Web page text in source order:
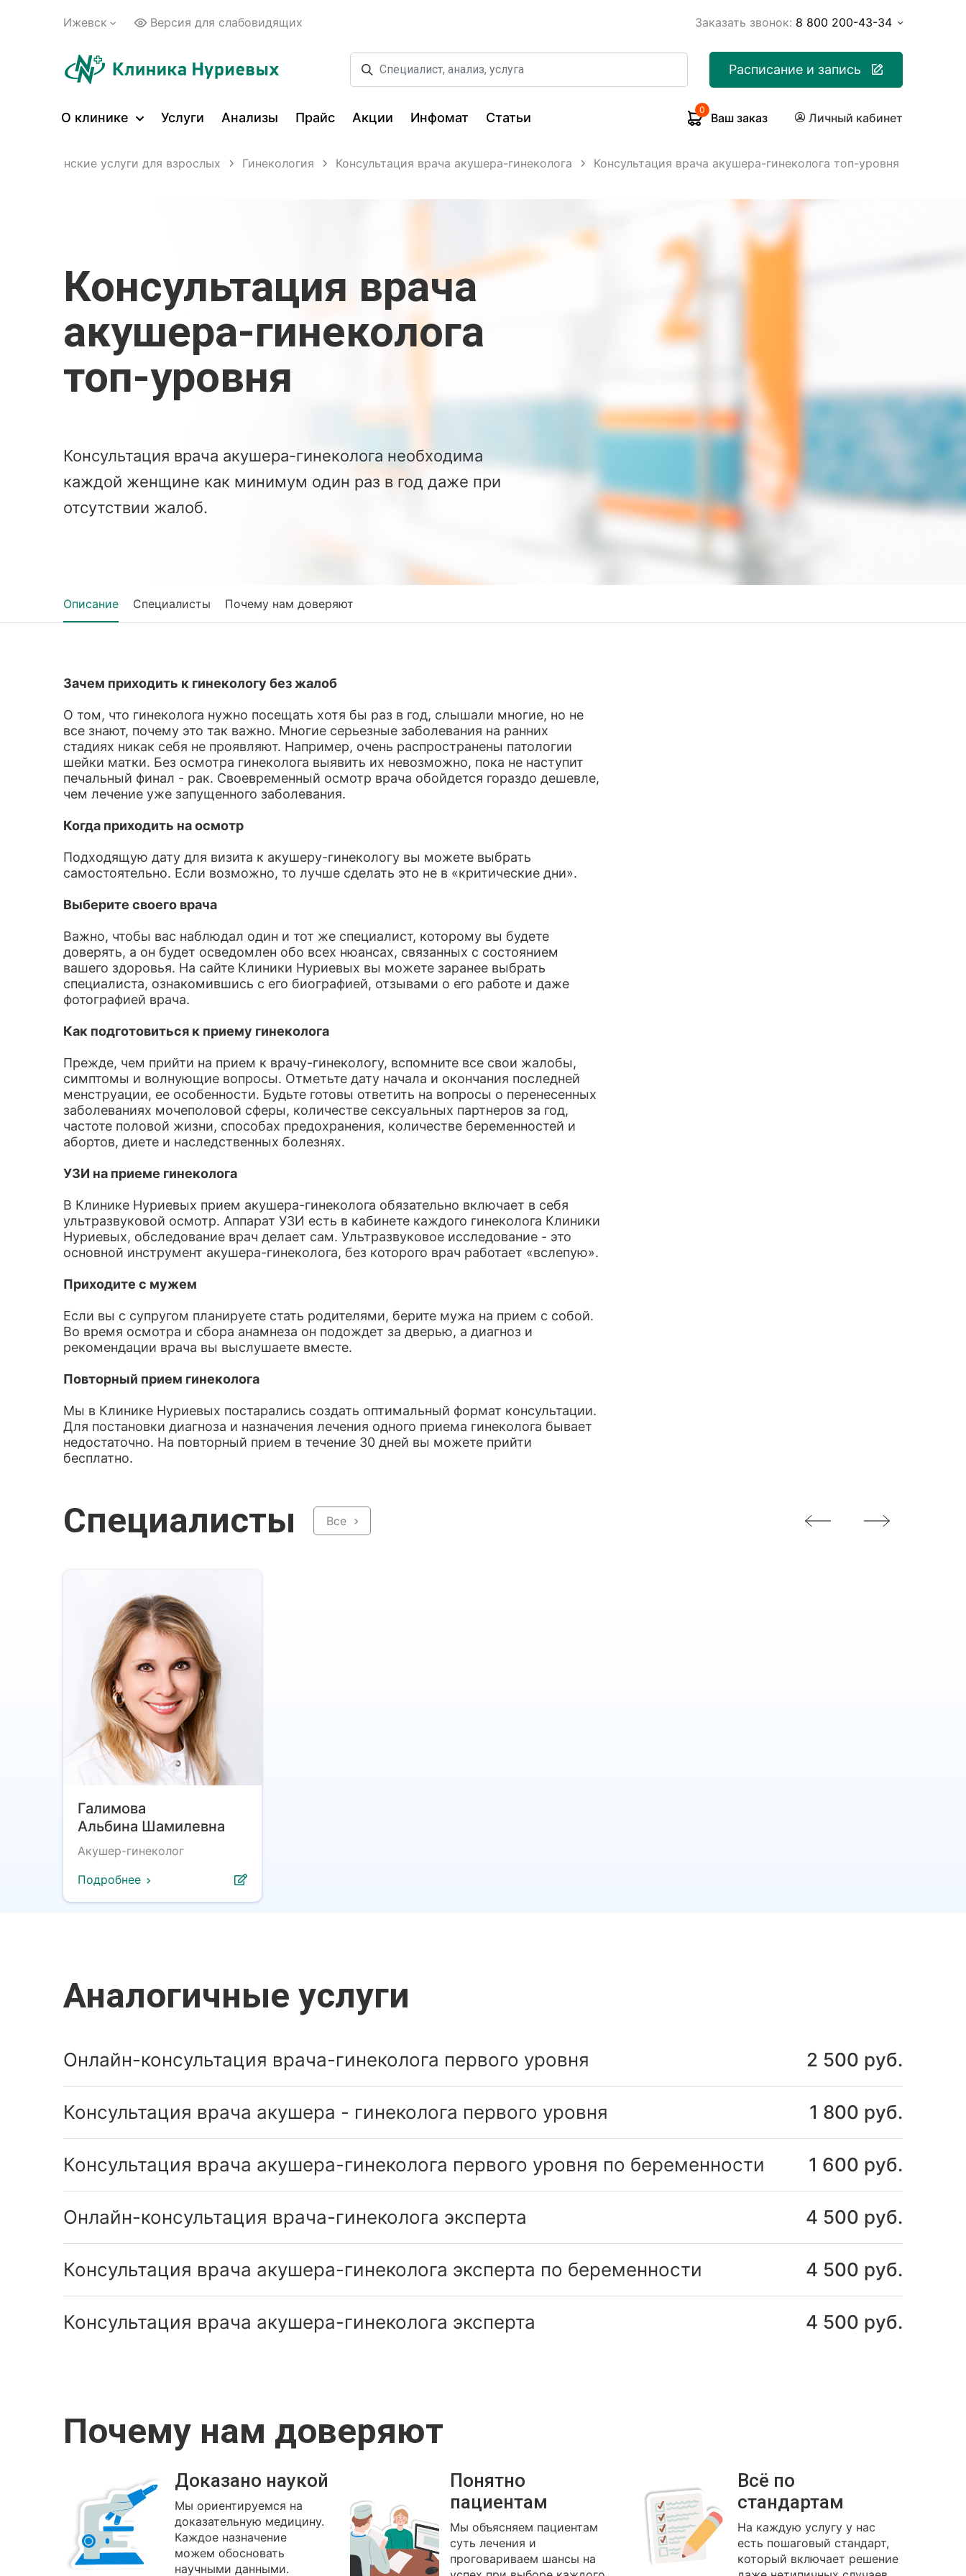
Ижевск Версия для слабовидящих Заказать звонок: 8 800 200-43-34
Расписание и запись
О клинике Услуги Анализы Прайс Акции Инфомат Статьи
0
Ваш заказ Личный кабинет
Медицинские услуги для взрослых Гинекология Консультация врача акушера-гинеколога Консультация врача акушера-гинеколога топ-уровня
Консультация врача
акушера-гинеколога
топ-уровня
Консультация врача акушера-гинеколога необходима
каждой женщине как минимум один раз в год даже при
отсутствии жалоб.
Описание Специалисты Почему нам доверяют
Зачем приходить к гинекологу без жалоб
О том, что гинеколога нужно посещать хотя бы раз в год, слышали многие, но не
все знают, почему это так важно. Многие серьезные заболевания на ранних
стадиях никак себя не проявляют. Например, очень распространены патологии
шейки матки. Без осмотра гинеколога выявить их невозможно, пока не наступит
печальный финал - рак. Своевременный осмотр врача обойдется гораздо дешевле,
чем лечение уже запущенного заболевания.
Когда приходить на осмотр
Подходящую дату для визита к акушеру-гинекологу вы можете выбрать
самостоятельно. Если возможно, то лучше сделать это не в «критические дни».
Выберите своего врача
Важно, чтобы вас наблюдал один и тот же специалист, которому вы будете
доверять, а он будет осведомлен обо всех нюансах, связанных с состоянием
вашего здоровья. На сайте Клиники Нуриевых вы можете заранее выбрать
специалиста, ознакомившись с его биографией, отзывами о его работе и даже
фотографией врача.
Как подготовиться к приему гинеколога
Прежде, чем прийти на прием к врачу-гинекологу, вспомните все свои жалобы,
симптомы и волнующие вопросы. Отметьте дату начала и окончания последней
менструации, ее особенности. Будьте готовы ответить на вопросы о перенесенных
заболеваниях мочеполовой сферы, количестве сексуальных партнеров за год,
частоте половой жизни, способах предохранения, количестве беременностей и
абортов, диете и наследственных болезнях.
УЗИ на приеме гинеколога
В Клинике Нуриевых прием акушера-гинеколога обязательно включает в себя
ультразвуковой осмотр. Аппарат УЗИ есть в кабинете каждого гинеколога Клиники
Нуриевых, обследование врач делает сам. Ультразвуковое исследование - это
основной инструмент акушера-гинеколога, без которого врач работает «вслепую».
Приходите с мужем
Если вы с супругом планируете стать родителями, берите мужа на прием с собой.
Во время осмотра и сбора анамнеза он подождет за дверью, а диагноз и
рекомендации врача вы выслушаете вместе.
Повторный прием гинеколога
Мы в Клинике Нуриевых постарались создать оптимальный формат консультации.
Для постановки диагноза и назначения лечения одного приема гинеколога бывает
недостаточно. На повторный прием в течение 30 дней вы можете прийти
бесплатно.
Специалисты Все
Галимова
Альбина Шамилевна
Акушер-гинеколог
Подробнее
Аналогичные услуги
Онлайн-консультация врача-гинеколога первого уровня 2 500 руб.
Консультация врача акушера - гинеколога первого уровня 1 800 руб.
Консультация врача акушера-гинеколога первого уровня по беременности 1 600 руб.
Онлайн-консультация врача-гинеколога эксперта 4 500 руб.
Консультация врача акушера-гинеколога эксперта по беременности 4 500 руб.
Консультация врача акушера-гинеколога эксперта 4 500 руб.
Почему нам доверяют
Доказано наукой
Мы ориентируемся на
доказательную медицину.
Каждое назначение
можем обосновать
научными данными.
Понятно
пациентам
Мы объясняем пациентам
суть лечения и
проговариваем шансы на
Всё по
стандартам
На каждую услугу у нас
есть пошаговый стандарт,
который включает решение